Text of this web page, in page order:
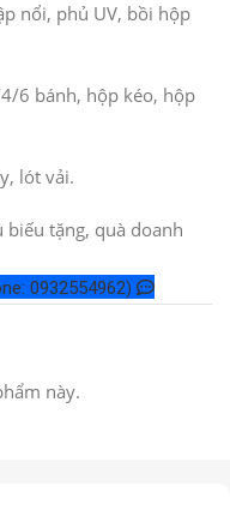
nổi, phủ UV, bồi hộp
6 bánh, hộp kéo, hộp
lót vải.
tặng, quà doanh
0932554962)
này.